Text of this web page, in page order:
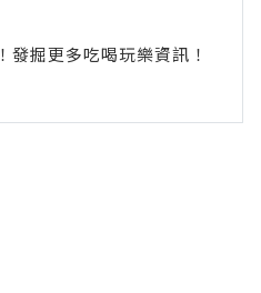
掘更多吃喝玩樂資訊！